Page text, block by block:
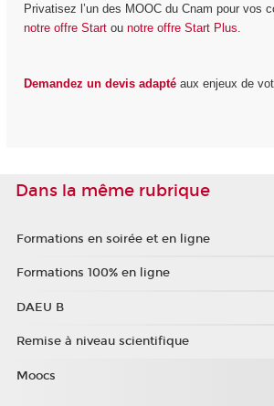
Privatisez l’un des MOOC du Cnam pour vos
notre offre Startou notre offre Start Plus.
Demandez un devis adaptéaux enjeux de
Dans la même rubrique
Formations en soirée et en ligne
Formations 100% en ligne
DAEU B
Remise à niveau scientifique
Moocs